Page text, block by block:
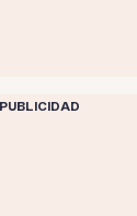
PUBLICIDAD